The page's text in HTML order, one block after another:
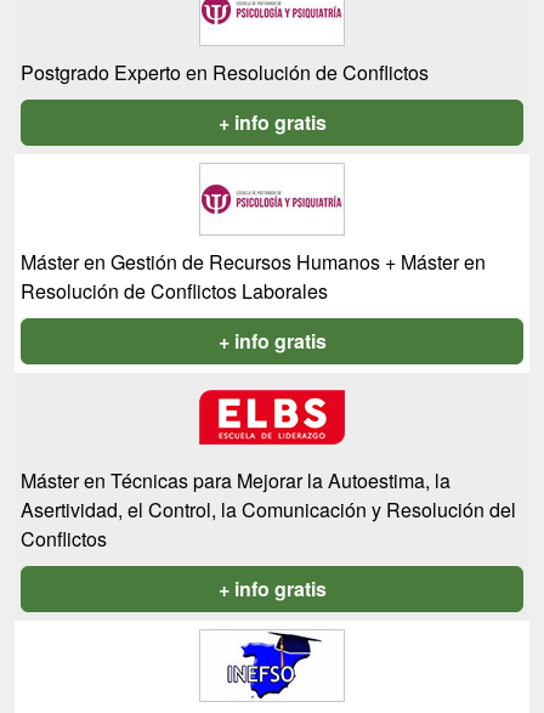
Postgrado Experto en Resolución de Conflictos
+ info gratis
Máster en Gestión de Recursos Humanos + Máster en
Resolución de Conflictos Laborales
+ info gratis
Máster en Técnicas para Mejorar la Autoestima, la
Asertividad, el Control, la Comunicación y Resolución del
Conflictos
+ info gratis